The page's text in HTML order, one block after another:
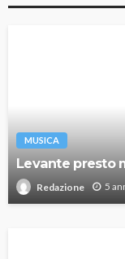
MUSICA
Levante presto
Redazione 5